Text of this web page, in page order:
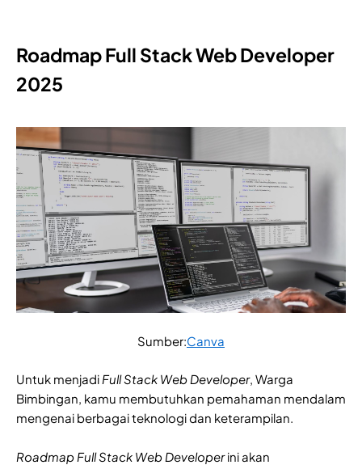
Roadmap Full Stack Web Developer
2025
Sumber:Canva
Untuk menjadi Full Stack Web Developer, Warga
Bimbingan, kamu membutuhkan pemahaman mendalam
mengenai berbagai teknologi dan keterampilan.
Roadmap Full Stack Web Developerini akan